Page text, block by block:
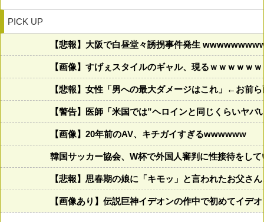
PICK UP
【悲報】大阪で白昼堂々誘拐事件発生
【画像】すげぇスタイルのギャル、現るｗｗｗｗｗ
【悲報】女性「男への最大ダメージはこれ」←お前
【警告】医師「米国では”ヘロインと同じくらいヤ
【画像】20年前のAV、キチガイすぎるwwwwww
韓国サッカー協会、W杯で外国人審判に性接待をし
【悲報】思春期の娘に「キモッ」と言われたお父さ
【画像あり】伝説巨神イデオンの作中で初めてイ